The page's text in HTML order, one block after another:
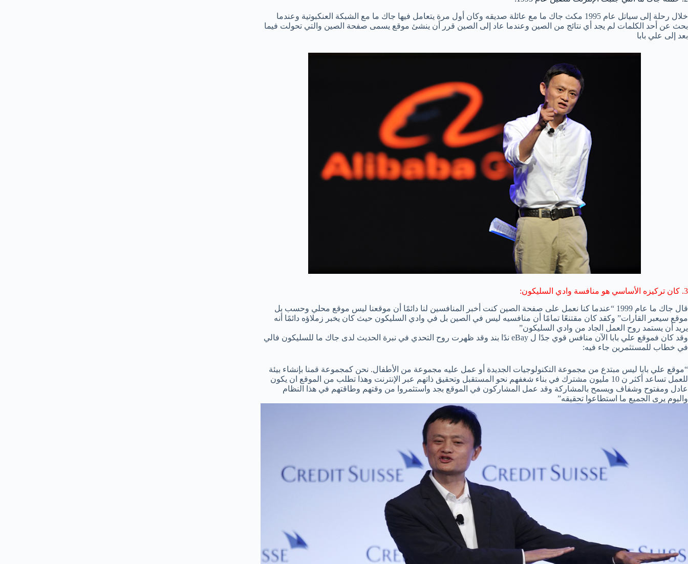
خلال رحلة إلى سياتل عام 1995 مكث جاك ما مع عائلة صديقه وكان أول مرة يتعامل فيها جاك ما مع الشبكة العنكبوتية وعندما
بحث عن أحد الكلمات لم يجد أي نتائج من الصين وعندما عاد إلى الصين قرر أن ينشئ موقع يسمى صفحة الصين والتي تحولت فيما
بعد إلى علي بابا
3. كان تركيزه الأساسي هو منافسة وادي السليكون:
قال جاك ما عام 1999 “عندما كنا نعمل على صفحة الصين كنت أخبر المنافسين لنا دائمًا أن موقعنا ليس موقع محلي وحسب بل
موقع سيعبر القارات” وكقد كان مقتنعًا تمامًا أن منافسيه ليس في الصين بل في وادي السليكون حيث كان يخبر زملاؤه دائمًا أنه
يريد أن يستمد روح العمل الجاد من وادي السليكون”
وقد كان فموقع علي بابا الآن منافس قوي جدًا ل eBay ندًا بند وقد ظهرت روح التحدي في نبرة الحديث لدى جاك ما للسليكون فالي
في خطاب للمستثمرين جاء فيه:
“موقع علي بابا ليس مبتدع من مجموعة التكنولوجيات الجديدة أو عمل عليه مجموعة من الأطفال. نحن كمجموعة قمنا بإنشاء بيئة
للعمل تساعد أكثر ن 10 مليون مشترك في بناء شغفهم نحو المستقبل وتحقيق ذاتهم عبر الإنترنت وهذا تطلب من الموقع ان يكون
عادل ومفتوح وشفاف ويسمح بالمشاركة وقد عمل المشاركون في الموقع بجد واستثمروا من وقتهم وطاقتهم في هذا النظام
واليوم يرى الجميع ما استطاعوا تحقيقه”